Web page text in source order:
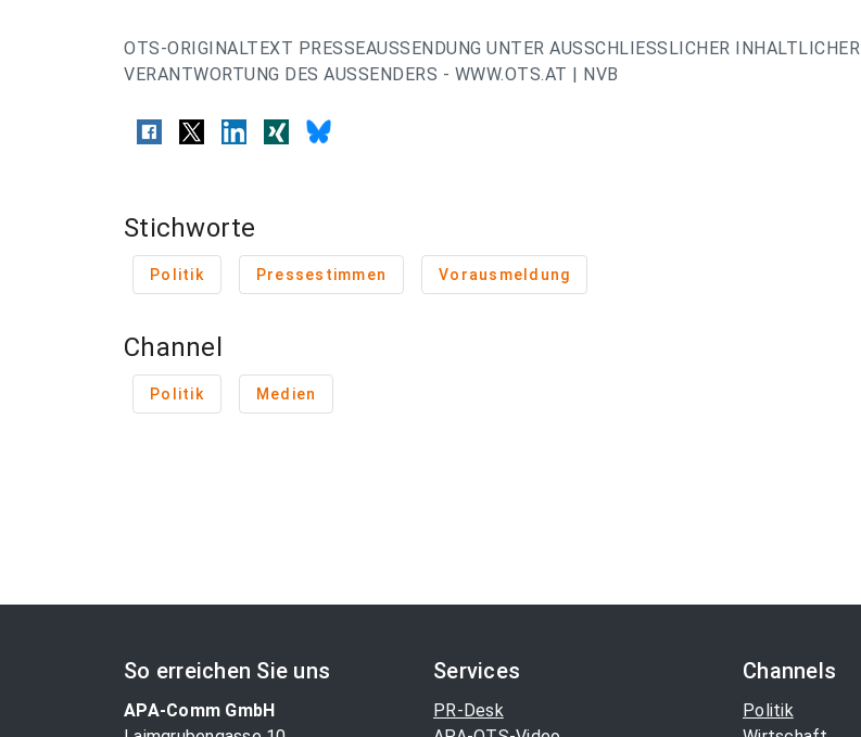
OTS-ORIGINALTEXT PRESSEAUSSENDUNG UNTER AUSSCHLIESSLICHER INHALTLICHER
VERANTWORTUNG DES AUSSENDERS - WWW.OTS.AT | NVB
Stichworte
Politik Pressestimmen Vorausmeldung
Channel
Politik Medien
So erreichen Sie uns
APA-Comm GmbH
Services
PR-Desk
Channels
Politik